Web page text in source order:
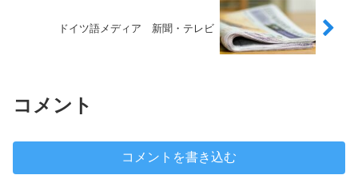
ドイツ語メディア 新聞・テレビ
コメント
コメントを書き込む